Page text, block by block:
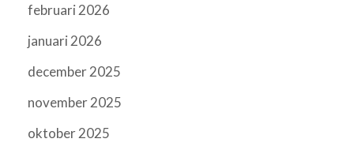
februari 2026
januari 2026
december 2025
november 2025
oktober 2025